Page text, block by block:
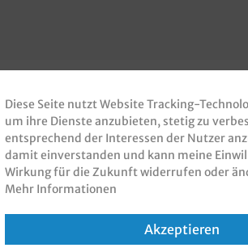
Diese Seite nutzt Website Tracking-
um ihre Dienste anzubieten, stetig zu
entsprechend der Interessen der Nutzer
damit einverstanden und kann meine
Wirkung für die Zukunft widerrufen oder
Mehr Informationen
Akzeptieren